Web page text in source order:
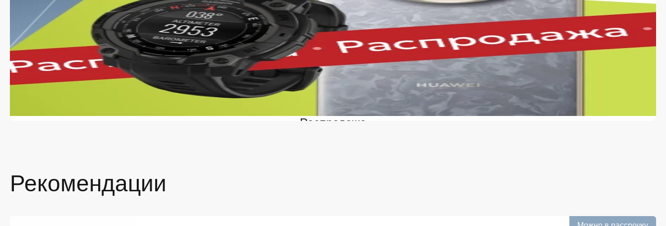
Производительные процессоры для стабильной работы системы.
Яркие дисплеи с качественной цветопередачей.
Хорошая камера для повседневной съемки.
Емкие аккумуляторы с продолжительным временем автономной работы.
Современные беспроводные технологии и удобный интерфейс.
Если сравнить предлагаемую в iSpace в Липецке цену Samsung Galaxy F с возможностями устройства, становится понятно,
почему серия остается востребованной. При этом купить Galaxy F можно как для личного использования, так и в качестве
практичного подарка.
Почему за Samsung Galaxy F обращаются в iSpace
Выбор продавца не менее важен, чем выбор самого смартфона. В магазине представлен широкий ассортимент устройств
оформить покупку. В целом, наше предложение купить Samsung Galaxy F сопровождается максимально удобными и
Распродажа
Рекомендации